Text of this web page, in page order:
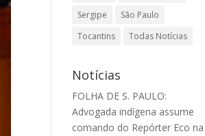
Sergipe
São Paulo
Tocantins
Todas Notícias
Notícias
FOLHA DE S. PAULO:
Advogada indígena assume
comando do Repórter Eco na